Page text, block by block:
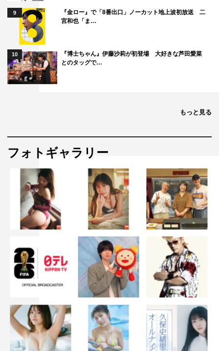
9
『金ロー』で「8番出口」ノーカット地上波初放送 二
宮和也「ま…
10
『博士ちゃん』伊藤沙莉が初登場 大好きな芦田愛菜
とのタッグで…
もっと見る
フォトギャラリー